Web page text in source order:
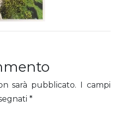
sarà pubblicato.
I campi
*